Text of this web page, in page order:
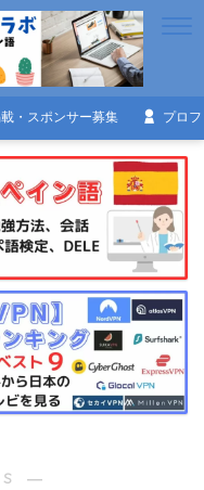
・スポンサー募集 プロ
―